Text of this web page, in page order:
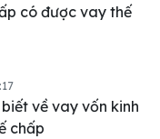
có được vay thế
về vay vốn kinh
chấp